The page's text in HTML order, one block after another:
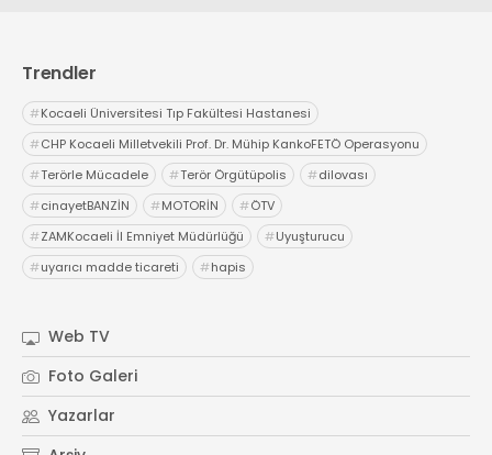
Trendler
#Kocaeli Üniversitesi Tıp Fakültesi Hastanesi
#CHP Kocaeli Milletvekili Prof. Dr. Mühip KankoFETÖ Operasyonu
#Terörle Mücadele #Terör Örgütüpolis #dilovası
#cinayetBANZİN #MOTORİN #ÖTV
#ZAMKocaeli İl Emniyet Müdürlüğü #Uyuşturucu
#uyarıcı madde ticareti #hapis
Web TV
Foto Galeri
Yazarlar